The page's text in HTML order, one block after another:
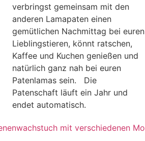
verbringst gemeinsam mit den
anderen Lamapaten einen
gemütlichen Nachmittag bei euren
Lieblingstieren, könnt ratschen,
Kaffee und Kuchen genießen und
natürlich ganz nah bei euren
Patenlamas sein. Die
Patenschaft läuft ein Jahr und
endet automatisch.